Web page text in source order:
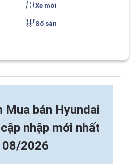
Xe mới
Số sàn
Mua bán Hyundai
nhập mới nhất
08/2026